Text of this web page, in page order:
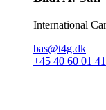
International
bas@t4g.dk
+45 40 60 01 41